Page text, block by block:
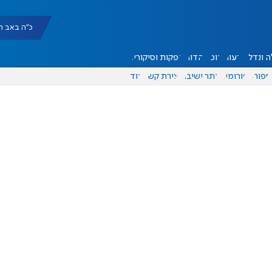
כ"ה באב תשפ"ו
ונדל"ן דעות אוכל יהדות הפקות וסיקורים
ספורט פורומים אתר ישיבה יצירת קשר עוד